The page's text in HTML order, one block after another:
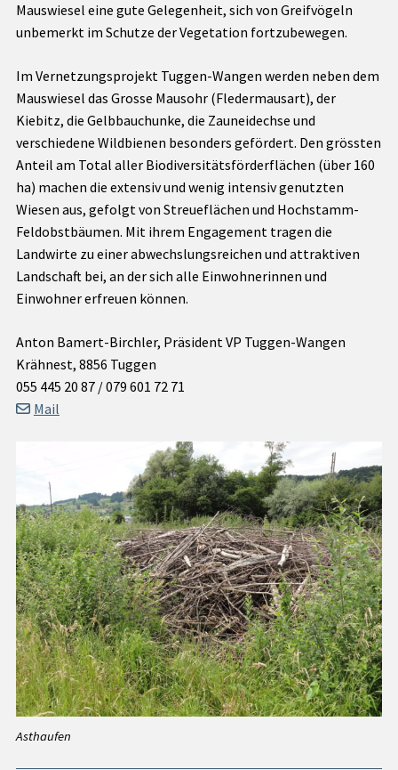
Mauswiesel eine gute Gelegenheit, sich von Greifvögeln
unbemerkt im Schutze der Vegetation fortzubewegen.
Im Vernetzungsprojekt Tuggen-Wangen werden neben dem
Mauswiesel das Grosse Mausohr (Fledermausart), der
Kiebitz, die Gelbbauchunke, die Zauneidechse und
verschiedene Wildbienen besonders gefördert. Den grössten
Anteil am Total aller Biodiversitätsförderflächen (über 160
ha) machen die extensiv und wenig intensiv genutzten
Wiesen aus, gefolgt von Streueflächen und Hochstamm-
Feldobstbäumen. Mit ihrem Engagement tragen die
Landwirte zu einer abwechslungsreichen und attraktiven
Landschaft bei, an der sich alle Einwohnerinnen und
Einwohner erfreuen können.
Anton Bamert-Birchler, Präsident VP Tuggen-Wangen
Krähnest, 8856 Tuggen
055 445 20 87 / 079 601 72 71
Mail
Asthaufen